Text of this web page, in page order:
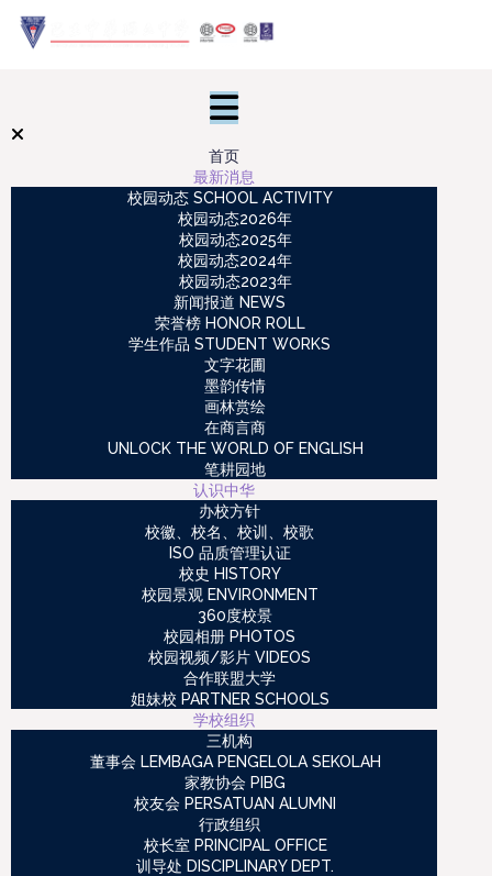
首页
最新消息
校园动态 SCHOOL ACTIVITY
校园动态2026年
校园动态2025年
校园动态2024年
校园动态2023年
新闻报道 NEWS
荣誉榜 HONOR ROLL
学生作品 STUDENT WORKS
文字花圃
墨韵传情
画林赏绘
在商言商
UNLOCK THE WORLD OF ENGLISH
笔耕园地
认识中华
办校方针
校徽、校名、校训、校歌
ISO 品质管理认证
校史 HISTORY
校园景观 ENVIRONMENT
360度校景
校园相册 PHOTOS
校园视频/影片 VIDEOS
合作联盟大学
姐妹校 PARTNER SCHOOLS
学校组织
三机构
董事会 LEMBAGA PENGELOLA SEKOLAH
家教协会 PIBG
校友会 PERSATUAN ALUMNI
行政组织
校长室 PRINCIPAL OFFICE
训导处 DISCIPLINARY DEPT.